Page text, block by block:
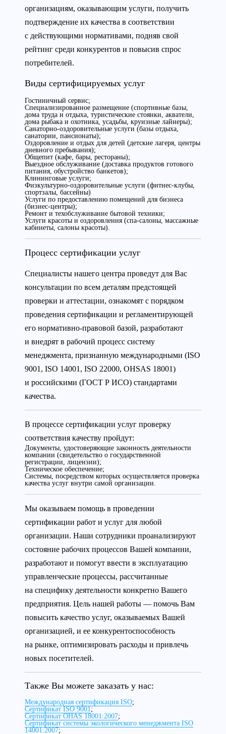
организациям, оказывающим услуги, получить
подтверждение их качества в соответствии
с действующими нормативами, подняв свой
рейтинг среди конкурентов и повысив спрос
потребителей.
Виды сертифицируемых услуг
Гостиничный сервис;
Специализированное размещение (спортивные базы,
дома труда и отдыха, туристические стоянки, акватели,
дома рыбака и охотника, усадьбы, круизные лайнеры);
Санаторно-оздоровительные услуги (базы отдыха,
санатории, пансионаты);
Оздоровление и отдых для детей (детские лагеря, центры
дневного пребывания);
Общепит (кафе, бары, рестораны);
Выездное обслуживание (доставка продуктов готового
питания, обустройство банкетов);
Клининговые услуги;
Физкультурно-оздоровительные услуги (фитнес-клубы,
спортзалы, бассейны)
Услуги по предоставлению помещений для бизнеса
(бизнес-центры);
Ремонт и техобслуживание бытовой техники;
Услуги красоты и оздоровления (спа-салоны, массажные
кабинеты, салоны красоты).
Процесс сертификации услуг
Специалисты нашего центра проведут для Вас
консультации по всем деталям предстоящей
проверки и аттестации, ознакомят с порядком
проведения сертификации и регламентирующей
его нормативно-правовой базой, разработают
и внедрят в рабочий процесс систему
менеджмента, признанную международными (ISO
9001, ISO 14001, ISO 22000, OHSAS 18001)
и российскими (ГОСТ Р ИСО) стандартами
качества.
В процессе сертификации услуг проверку
соответствия качеству пройдут:
Документы, удостоверяющие законность деятельности
компании (свидетельство о государственной
регистрации, лицензии);
Техническое обеспечение;
Системы, посредством которых осуществляется проверка
качества услуг внутри самой организации.
Мы оказываем помощь в проведении
сертификации работ и услуг для любой
организации. Наши сотрудники проанализируют
состояние рабочих процессов Вашей компании,
разработают и помогут ввести в эксплуатацию
управленческие процессы, рассчитанные
на специфику деятельности конкретно Вашего
предприятия. Цель нашей работы — помочь Вам
повысить качество услуг, оказываемых Вашей
организацией, и ее конкурентоспособность
на рынке, оптимизировать расходы и привлечь
новых посетителей.
Также Вы можете заказать у нас:
Международная сертификация ISO;
Сертификат ISO 9001;
Сертификат OHAS 18001:2007;
Сертификат системы экологического менеджмента ISO
14001:2007;